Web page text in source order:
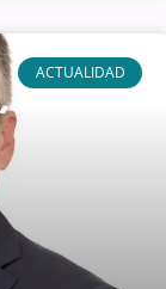
ACTUALIDAD